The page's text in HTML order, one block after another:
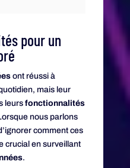
pour un
ont réussi à
mais leur
leurs fonctionnalités
nous parlons
comment ces
crucial en surveillant
.